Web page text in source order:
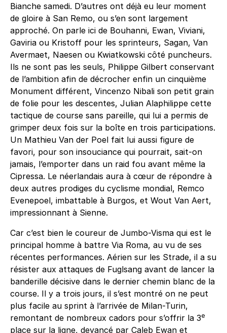
Bianche samedi. D’autres ont déjà eu leur moment
de gloire à San Remo, ou s’en sont largement
approché. On parle ici de Bouhanni, Ewan, Viviani,
Gaviria ou Kristoff pour les sprinteurs, Sagan, Van
Avermaet, Naesen ou Kwiatkowski côté puncheurs.
Ils ne sont pas les seuls, Philippe Gilbert conservant
de l’ambition afin de décrocher enfin un cinquième
Monument différent, Vincenzo Nibali son petit grain
de folie pour les descentes, Julian Alaphilippe cette
tactique de course sans pareille, qui lui a permis de
grimper deux fois sur la boîte en trois participations.
Un Mathieu Van der Poel fait lui aussi figure de
favori, pour son insouciance qui pourrait, sait-on
jamais, l’emporter dans un raid fou avant même la
Cipressa. Le néerlandais aura à cœur de répondre à
deux autres prodiges du cyclisme mondial, Remco
Evenepoel, imbattable à Burgos, et Wout Van Aert,
impressionnant à Sienne.
Car c’est bien le coureur de Jumbo-Visma qui est le
principal homme à battre Via Roma, au vu de ses
récentes performances. Aérien sur les Strade, il a su
résister aux attaques de Fuglsang avant de lancer la
banderille décisive dans le dernier chemin blanc de la
course. Il y a trois jours, il s’est montré on ne peut
plus facile au sprint à l’arrivée de Milan-Turin,
remontant de nombreux cadors pour s’offrir la 3e
place sur la ligne, devancé par Caleb Ewan et